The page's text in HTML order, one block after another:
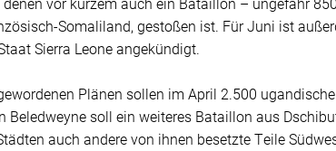
Somaliland, gestoßen ist. Für Juni ist
Sierra Leone angekündigt.
Plänen sollen im April 2.500
Beledweyne soll ein weiteres Bataillon aus
auch andere von ihnen besetzte Teile